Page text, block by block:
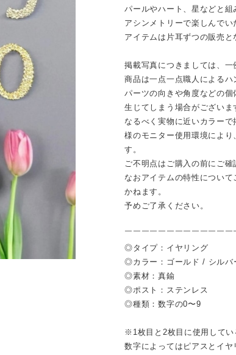
パールやハート、星などと組
アシンメトリーで楽しんで
アイテムは片耳ずつの販売と
掲載写真につきましては、一
商品は一点一点職人によるハ
パーツの向きや角度などの
生じてしまう場合がございま
なるべく実物に近いカラー
様のモニター使用環境によ
す。
ご不明点はご購入の前にご確
なおアイテムの特性につい
かねます。
予めご了承ください。
￣￣￣￣￣￣￣￣￣￣￣￣￣
◎タイプ：イヤリング
◎カラー：ゴールド / シルバ
◎素材：真鍮
◎ポスト：ステンレス
◎種類：数字の0〜9
※1枚目と2枚目に使用してい
数字によってはピアスとイ